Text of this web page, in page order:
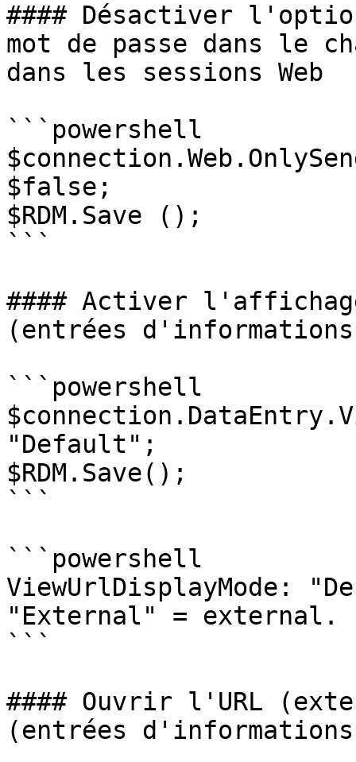
#### Désactiver
mot de passe dans le
dans les sessions Web
```powershell
$false;
$RDM.Save ();
```
#### Activer
(entrées
```powershell
"Default";
$RDM.Save();
```
```powershell
ViewUrlDisplayMode:
"External" = external.
```
#### Ouvrir l'URL
(entrées